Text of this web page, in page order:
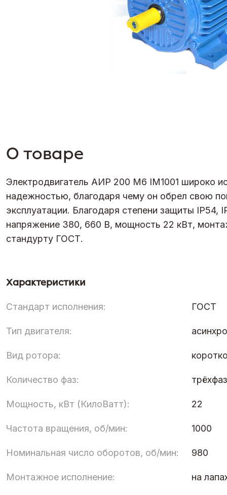
О товаре
Электродвигатель АИР 200 М6 IM1001 широко
надежностью, благодаря чему он обрел свою
эксплуатации. Благодаря степени защиты
напряжение 380, 660 В, мощность 22 кВт,
стандурту ГОСТ.
Характеристики
Стандарт исполнения: ГОСТ
Тип двигателя:
Вид ротора:
Количество фаз:
Мощность, кВт (КилоВатт): 22
Частота вращения, об/мин: 1000
Номинальная число оборотов, об/мин: 980
Монтажное исполнение: на